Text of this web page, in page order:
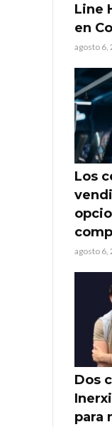
Line
en
agosto 6,
Los
agosto 6,
Dos
para